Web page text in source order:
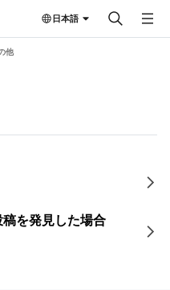
日本語
他
を発見した場合